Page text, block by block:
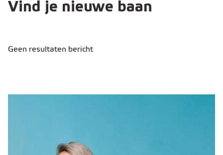
Vind je nieuwe baan
Geen resultaten bericht